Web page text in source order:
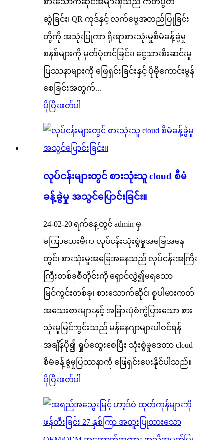
စားသောက်ဆိုင်အများစုသည် ကတ်ပွတ်
ဆွဲခြင်း၊ QR ကုဒ်နှင့် လက်ဗွေအတည်ပြုခြင်း
တို့ကို အသုံးပြုကာ ရိုးရာစားသုံးမှုစီမံခန့်ခွဲမှု
စနစ်များကို မှတ်ပုံတင်ခြင်း၊ ငွေသားစီးဆင်းမှု
ပြဿနာများကို ဖြေရှင်းခြင်းနှင့် ပိုမိုကောင်းမွန်
စေခြင်းအတွက်...
ပိုပြီးဖတ်ပါ
လုပ်ငန်းများတွင် စားသုံးသူ cloud စီမံ
ခန့်ခွဲမှု အသွင်ပြောင်းခြင်း။
24-02-20 ရက်နေ့တွင် admin မှ
မကြာသေးမီက လုပ်ငန်းသုံးစွဲမှုအခြေအနေ
တွင်၊ စားသုံးမှုအခြေအနေသည် လုပ်ငန်းအကြီး
ကြီးတစ်ခုစီတိုင်းကို ရှောင်လွှဲ၍မရသော
မြင်ကွင်းတစ်ခု၊ စားသောက်ဆိုင်၊ စူပါမားကတ်
အသေးစားများနှင့် အခြားပုံစံကွဲပြားသော စား
သုံးမှုမြင်ကွင်းသည် မန်နေဂျာများပါဝင်ရန်
အချိန်ပို၍ ရှုပ်ထွေးစေပြီး သုံးစွဲမှုဒေတာ cloud
စီမံခန့်ခွဲမှုပြဿနာကို ဖြေရှင်းပေးနိုင်ပါသည်။
ပိုပြီးဖတ်ပါ